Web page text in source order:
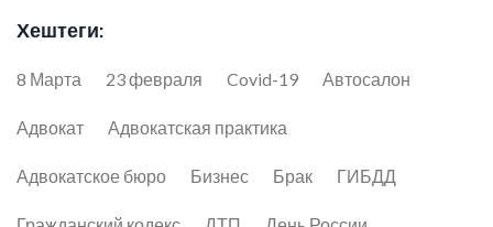
Хештеги:
8 Марта 23 февраля Covid-19 Автосалон
Адвокат Адвокатская практика
Адвокатское бюро Бизнес Брак ГИБДД